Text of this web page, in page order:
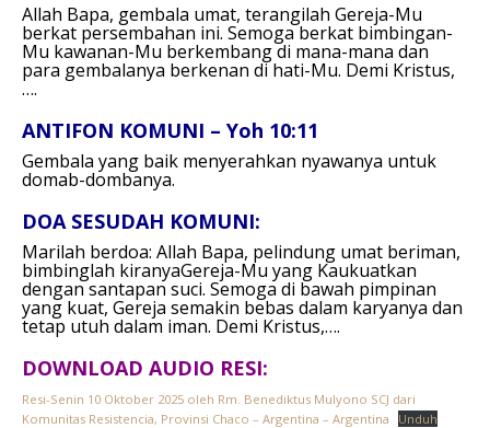
Allah Bapa, gembala umat, terangilah Gereja-Mu
berkat persembahan ini. Semoga berkat bimbingan-
Mu kawanan-Mu berkembang di mana-mana dan
para gembalanya berkenan di hati-Mu. Demi Kristus,
….
ANTIFON KOMUNI – Yoh 10:11
Gembala yang baik menyerahkan nyawanya untuk
domab-dombanya.
DOA SESUDAH KOMUNI:
Marilah berdoa: Allah Bapa, pelindung umat beriman,
bimbinglah kiranyaGereja-Mu yang Kaukuatkan
dengan santapan suci. Semoga di bawah pimpinan
yang kuat, Gereja semakin bebas dalam karyanya dan
tetap utuh dalam iman. Demi Kristus,….
DOWNLOAD AUDIO RESI:
Resi-Senin 10 Oktober 2025 oleh Rm. Benediktus Mulyono SCJ dari
Komunitas Resistencia, Provinsi Chaco – Argentina – Argentina
Unduh